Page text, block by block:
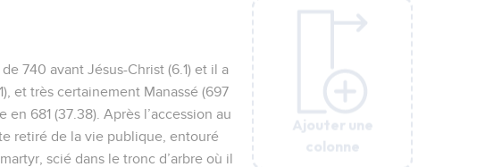
Ajouter une
colonne
Ajouter une
colonne
740 avant Jésus-Christ (6.1) et il a
et très certainement Manassé (697
681 (37.38). Après l’accession au
retiré de la vie publique, entouré
scié dans le tronc d’arbre où il
Ajouter une
colonne
Ajouter une
colonne
Ajouter une
colonne